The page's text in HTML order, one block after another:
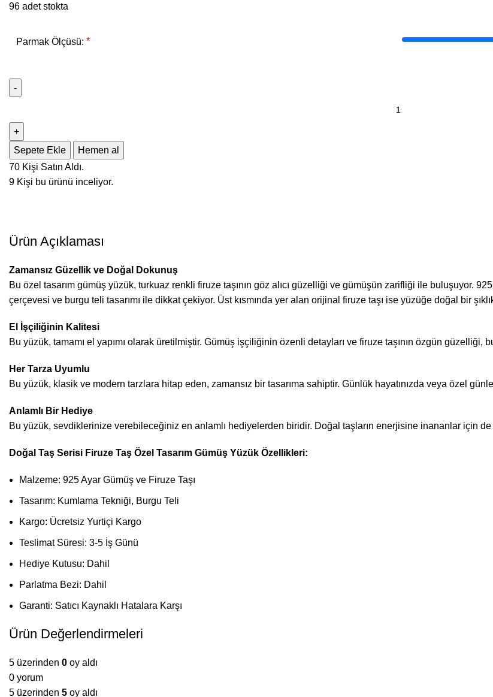
96 adet stokta
Parmak Ölçüsü: *
Sepete Ekle
Hemen al
70 Kişi Satın Aldı.
9 Kişi bu ürünü inceliyor.
Ürün Açıklaması
Zamansız Güzellik ve Doğal Dokunuş
Bu özel tasarım gümüş yüzük, turkuaz renkli firuze taşının göz alıcı güzelliği ve gümüşün zarifliği ile buluşuyor.
çerçevesi ve burgu teli tasarımı ile dikkat çekiyor. Üst kısmında yer alan orijinal firuze taşı ise yüzüğe doğal bir
El İşçiliğinin Kalitesi
Bu yüzük, tamamı el yapımı olarak üretilmiştir. Gümüş işçiliğinin özenli detayları ve firuze taşının özgün güzelliği,
Her Tarza Uyumlu
Bu yüzük, klasik ve modern tarzlara hitap eden, zamansız bir tasarıma sahiptir. Günlük hayatınızda veya özel
Anlamlı Bir Hediye
Bu yüzük, sevdiklerinize verebileceğiniz en anlamlı hediyelerden biridir. Doğal taşların enerjisine inananlar için
Doğal Taş Serisi Firuze Taş Özel Tasarım Gümüş Yüzük Özellikleri:
Malzeme: 925 Ayar Gümüş ve Firuze Taşı
Tasarım: Kumlama Tekniği, Burgu Teli
Kargo: Ücretsiz Yurtiçi Kargo
Teslimat Süresi: 3-5 İş Günü
Hediye Kutusu: Dahil
Parlatma Bezi: Dahil
Garanti: Satıcı Kaynaklı Hatalara Karşı
Ürün Değerlendirmeleri
5 üzerinden 0 oy aldı
0 yorum
5 üzerinden 5 oy aldı